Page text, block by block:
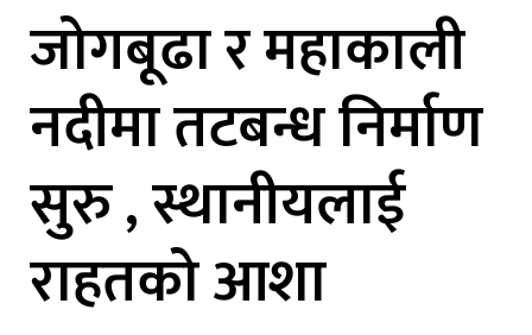
जोगबूढा र महाकाली
नदीमा तटबन्ध निर्माण
सुरु , स्थानीयलाई
राहतको आशा